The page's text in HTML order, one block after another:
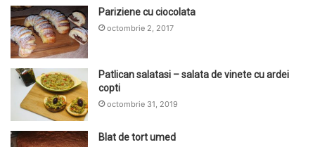
Pariziene cu ciocolata
octombrie 2, 2017
Patlican salatasi – salata de vinete cu ardei
copti
octombrie 31, 2019
Blat de tort umed